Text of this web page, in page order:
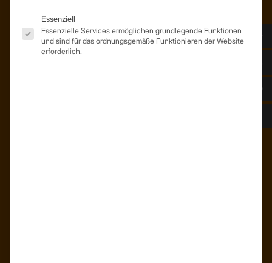
Es folgt eine Liste der Service-Gruppen, für die eine
Essenziell
Essenzielle Services ermöglichen grundlegende Funktionen
und sind für das ordnungsgemäße Funktionieren der Website
erforderlich.